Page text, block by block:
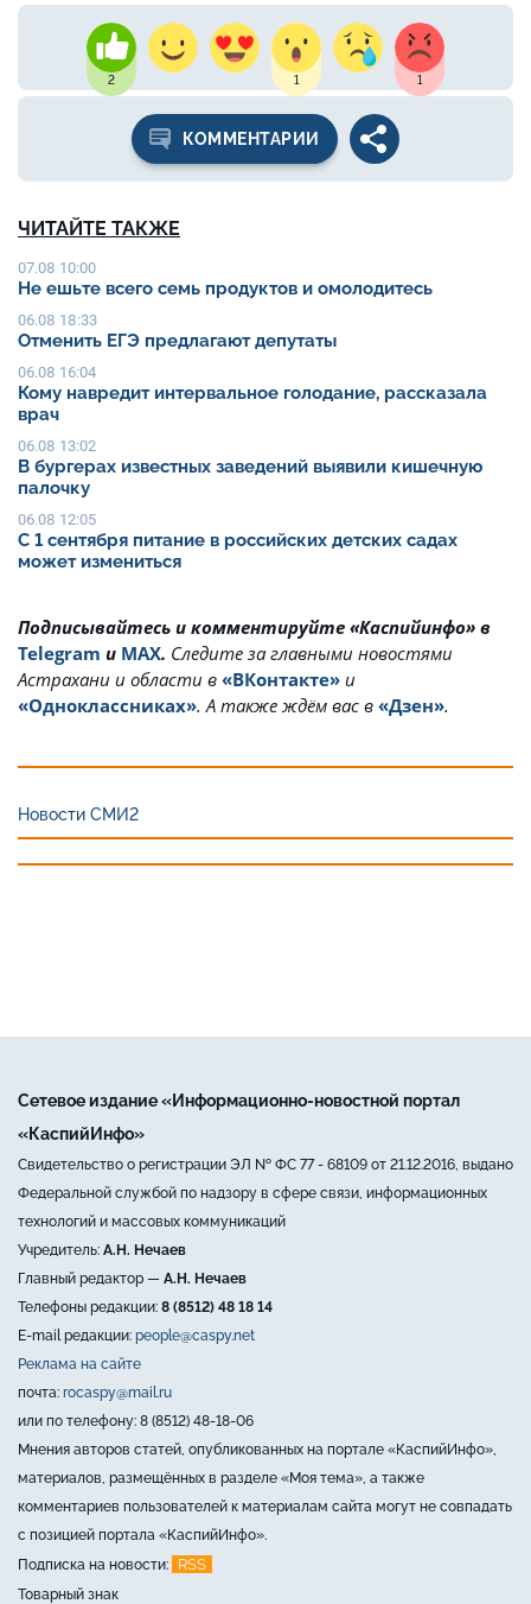
2 1 1
КОММЕНТАРИИ
ЧИТАЙТЕ ТАКЖЕ
07.08 10:00
Не ешьте всего семь продуктов и омолодитесь
06.08 18:33
Отменить ЕГЭ предлагают депутаты
06.08 16:04
Кому навредит интервальное голодание, рассказала
врач
06.08 13:02
В бургерах известных заведений выявили кишечную
палочку
06.08 12:05
С 1 сентября питание в российских детских садах
может измениться
Подписывайтесь и комментируйте «Каспийинфо» в
Telegram и MAX. Cледите за главными новостями
Астрахани и области в «ВКонтакте» и
«Одноклассниках». А также ждём вас в «Дзен».
Новости СМИ2
Сетевое издание «Информационно-новостной портал
«КаспийИнфо»
Свидетельство о регистрации ЭЛ № ФС 77 - 68109 от 21.12.2016, выдано
Федеральной службой по надзору в сфере связи, информационных
технологий и массовых коммуникаций
Учредитель: А.Н. Нечаев
Главный редактор — А.Н. Нечаев
Телефоны редакции: 8 (8512) 48 18 14
E-mail редакции: people@caspy.net
Реклама на сайте
почта: rocaspy@mail.ru
или по телефону: 8 (8512) 48-18-06
Мнения авторов статей, опубликованных на портале «КаспийИнфо»,
материалов, размещённых в разделе «Моя тема», а также
комментариев пользователей к материалам сайта могут не совпадать
с позицией портала «КаспийИнфо».
Подписка на новости:
RSS
Товарный знак